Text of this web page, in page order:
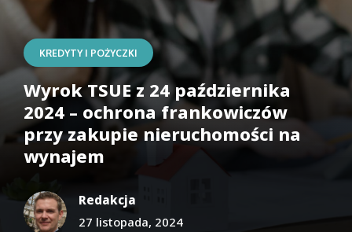
KREDYTY I POŻYCZKI
Wyrok TSUE z 24 października
2024 – ochrona frankowiczów
przy zakupie nieruchomości na
wynajem
Redakcja
27 listopada, 2024